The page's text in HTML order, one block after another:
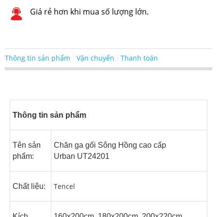
Giá rẻ hơn khi mua số lượng lớn.
Thông tin sản phẩm Vận chuyển Thanh toán
Thông tin sản phẩm
Tên sản
phẩm:
Chăn ga gối Sông Hồng cao cấp
Urban UT24201
Chất liệu: Tencel